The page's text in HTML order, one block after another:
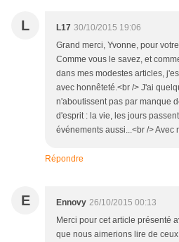
L L17 30/10/2015 19:06
Grand merci, Yvonne, pour
Comme vous le savez, et
dans mes modestes articles,
avec honnêteté.<br /> J'ai
n'aboutissent pas par manque
d'esprit : la vie, les jours
événements aussi...<br /> Avec
Répondre
E Ennovy 26/10/2015 00:13
Merci pour cet article présenté
que nous aimerions lire de